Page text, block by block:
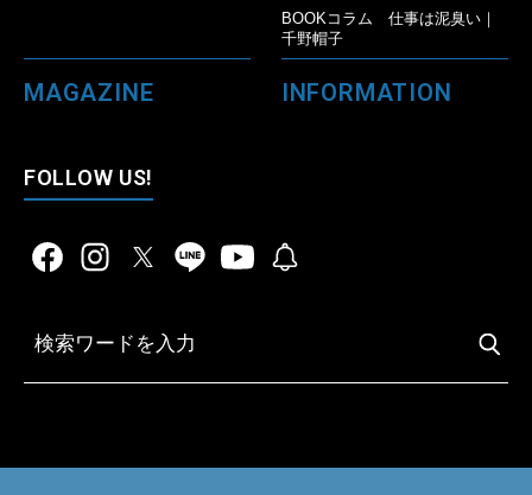
BOOKコラム 仕事は泥臭い｜
千野帽子
MAGAZINE INFORMATION
FOLLOW US!